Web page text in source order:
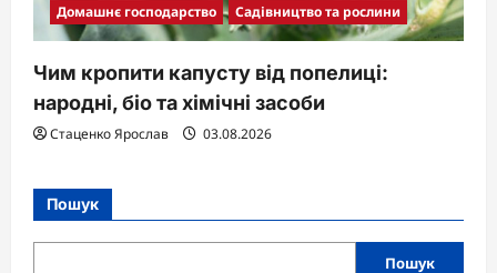
Домашнє господарство Садівництво та рослини
Чим кропити капусту від попелиці:
народні, біо та хімічні засоби
Стаценко Ярослав 03.08.2026
Пошук
Пошук